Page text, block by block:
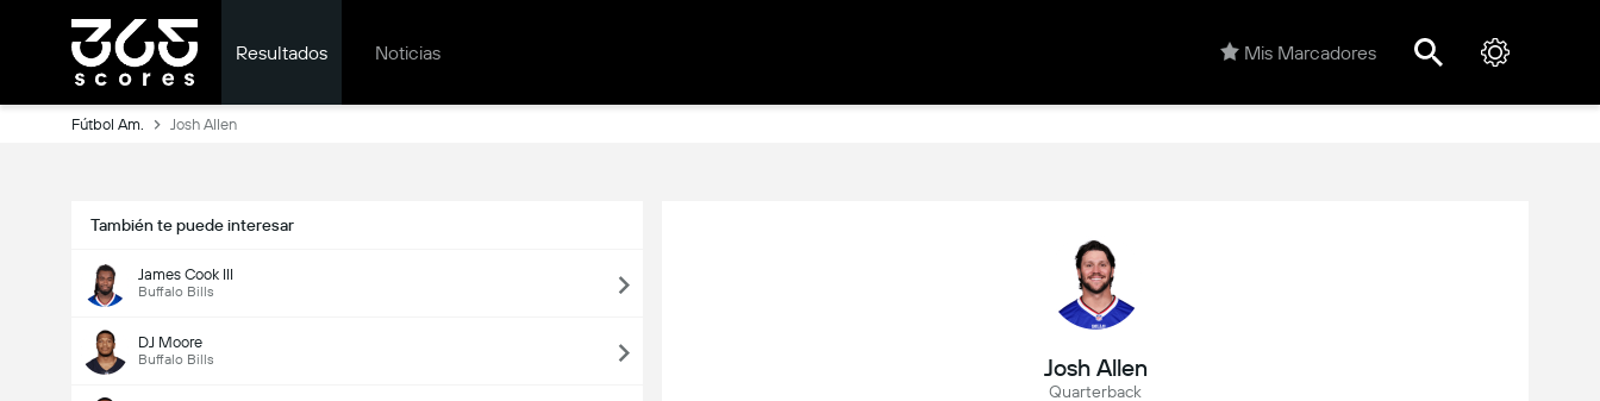
Resultados Noticias Mis Marcadores
Fútbol Am. Josh Allen
También te puede interesar
James Cook III
Buffalo Bills
DJ Moore
Buffalo Bills Josh Allen
Quarterback